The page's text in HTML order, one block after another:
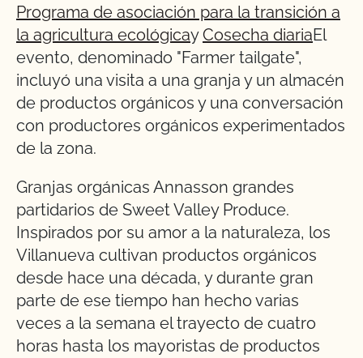
Programa de asociación para la transición a
la agricultura ecológicayCosecha diariaEl
evento, denominado "Farmer tailgate",
incluyó una visita a una granja y un almacén
de productos orgánicos y una conversación
con productores orgánicos experimentados
de la zona.
Granjas orgánicas Annasson grandes
partidarios de Sweet Valley Produce.
Inspirados por su amor a la naturaleza, los
Villanueva cultivan productos orgánicos
desde hace una década, y durante gran
parte de ese tiempo han hecho varias
veces a la semana el trayecto de cuatro
horas hasta los mayoristas de productos